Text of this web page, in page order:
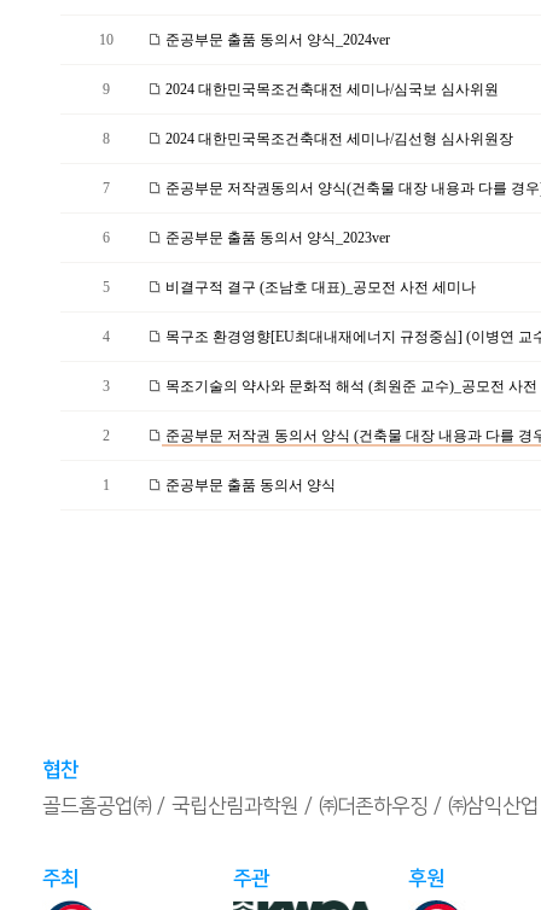
10 준공부문 출품 동의서 양식_2024ver
9 2024 대한민국목조건축대전 세미나/심국보 심사위원
8 2024 대한민국목조건축대전 세미나/김선형 심사위원장
7 준공부문 저작권동의서 양식(건축물 대장 내용과 다를 경우
6 준공부문 출품 동의서 양식_2023ver
5 비결구적 결구 (조남호 대표)_공모전 사전 세미나
4 목구조 환경영향[EU최대내재에너지 규정중심] (이병연 교
3 목조기술의 약사와 문화적 해석 (최원준 교수)_공모전 사전
2 준공부문 저작권 동의서 양식 (건축물 대장 내용과 다를 경
1 준공부문 출품 동의서 양식
협찬
골드홈공업㈜
국립산림과학원 ㈜더존하우징 ㈜삼익산업
주최 주관 후원